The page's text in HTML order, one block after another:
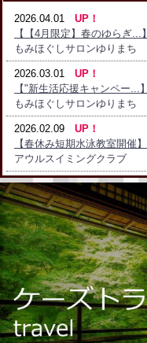
2026.04.01 UP！
【【4月限定】春のゆらぎ...】
もみほぐしサロンゆりまち
2026.03.01 UP！
【"新生活応援キャンペー...】
もみほぐしサロンゆりまち
2026.02.09 UP！
【春休み短期水泳教室開催】
アウルスイミングクラブ